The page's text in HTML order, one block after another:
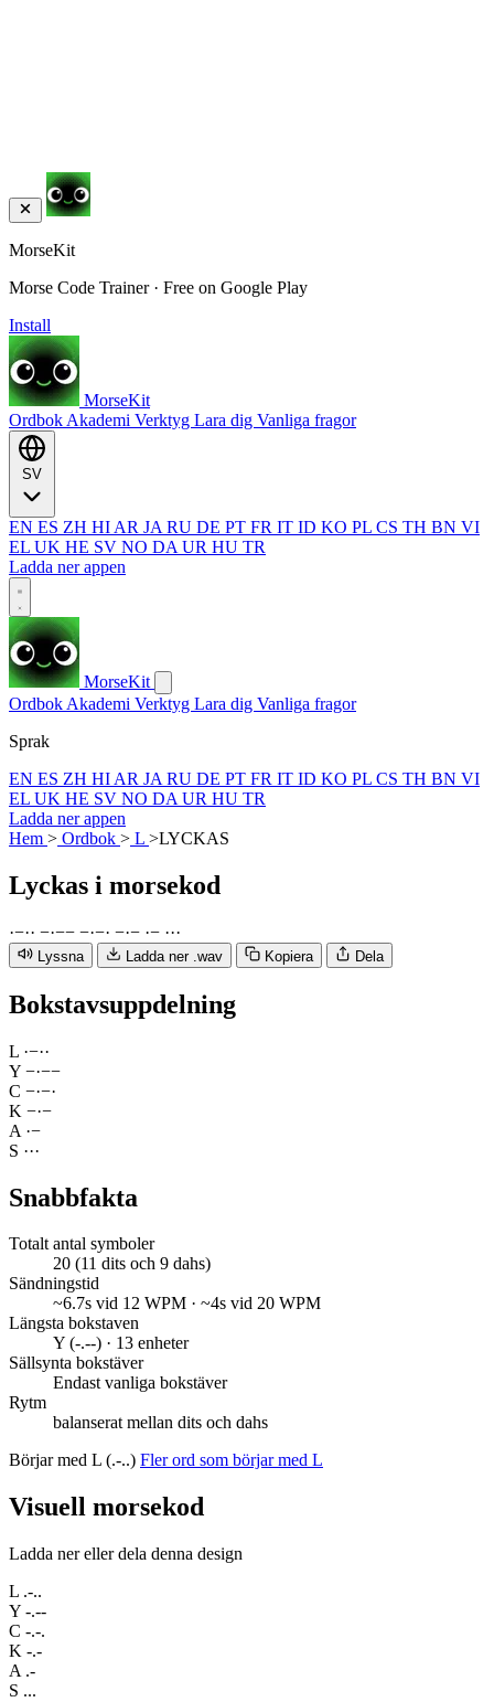
MorseKit
Morse Code Trainer · Free on Google Play
Install
MorseKit
Ordbok Akademi Verktyg Lara dig Vanliga fragor
EN ES ZH HI AR JA RU DE PT FR IT ID KO PL CS TH BN VI
EL UK HE SV NO DA UR HU TR
Ladda ner appen
MorseKit
Ordbok Akademi Verktyg Lara dig Vanliga fragor
Sprak
EN ES ZH HI AR JA RU DE PT FR IT ID KO PL CS TH BN VI
EL UK HE SV NO DA UR HU TR
Ladda ner appen
Hem > Ordbok > L >LYCKAS
Lyckas i morsekod
·−·· −·−− −·−· −·− ·− ···
Lyssna Ladda ner .wav Kopiera Dela
Bokstavsuppdelning
L ·−··
Y −·−−
C −·−·
K −·−
A ·−
S ···
Snabbfakta
Totalt antal symboler
20 (11 dits och 9 dahs)
Sändningstid
~6.7s vid 12 WPM · ~4s vid 20 WPM
Längsta bokstaven
Y (-.--) · 13 enheter
Sällsynta bokstäver
Endast vanliga bokstäver
Rytm
balanserat mellan dits och dahs
Börjar med L (.-..) Fler ord som börjar med L
Visuell morsekod
Ladda ner eller dela denna design
L .-..
Y -.--
C -.-.
K -.-
A .-
S ...